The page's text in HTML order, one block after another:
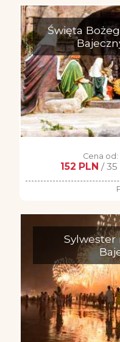
Święta
Cena od:
152 PLN / 35
Sylwester